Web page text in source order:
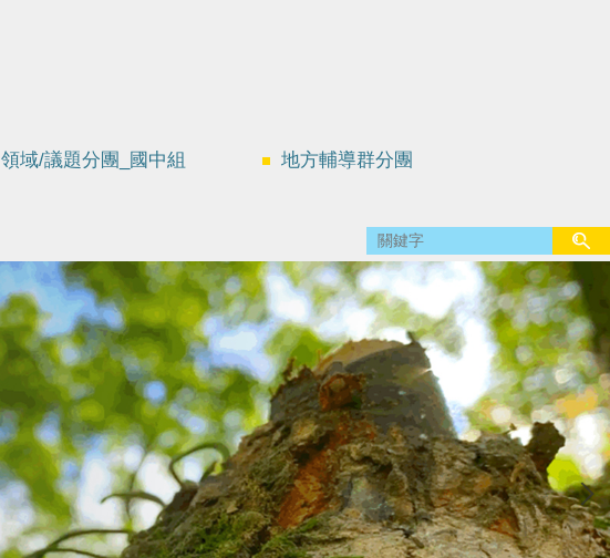
領域/議題分團_國中組 地方輔導群分團